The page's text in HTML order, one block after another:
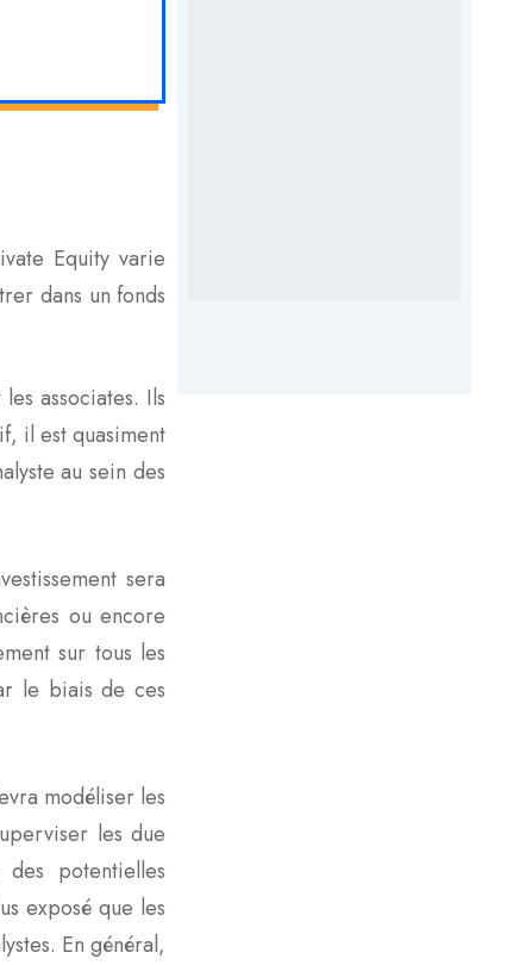
Equity varie
dans un fonds
associates. Ils
il est quasiment
au sein des
sera
ou encore
sur tous les
le biais de ces
modéliser les
les due
potentielles
exposé que les
En général,